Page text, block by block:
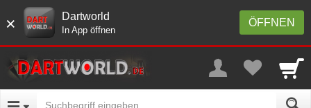
× ÖFFNEN
Dartworld
In App öffnen